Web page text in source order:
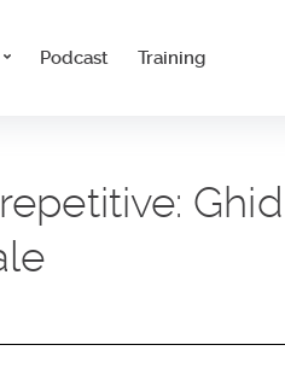
Podcast Training